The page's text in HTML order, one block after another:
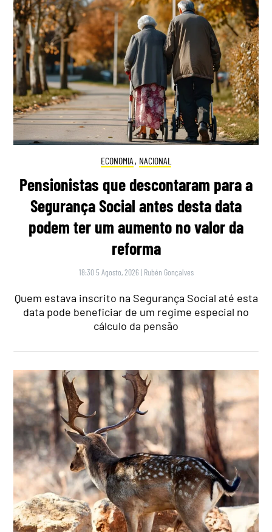
ECONOMIA , NACIONAL
Pensionistas que descontaram para a
Segurança Social antes desta data
podem ter um aumento no valor da
reforma
18:30 5 Agosto, 2026 | Rubén Gonçalves
Quem estava inscrito na Segurança Social até esta
data pode beneficiar de um regime especial no
cálculo da pensão